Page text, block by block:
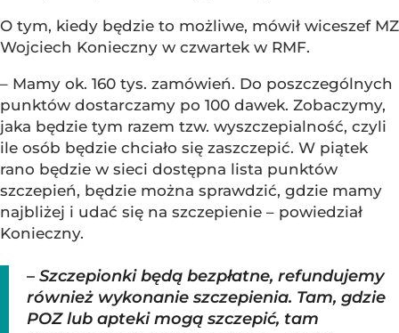
O tym, kiedy będzie to możliwe, mówił wiceszef MZ
Wojciech Konieczny w czwartek w RMF.
– Mamy ok. 160 tys. zamówień. Do poszczególnych
punktów dostarczamy po 100 dawek. Zobaczymy,
jaka będzie tym razem tzw. wyszczepialność, czyli
ile osób będzie chciało się zaszczepić. W piątek
rano będzie w sieci dostępna lista punktów
szczepień, będzie można sprawdzić, gdzie mamy
najbliżej i udać się na szczepienie – powiedział
Konieczny.
– Szczepionki będą bezpłatne, refundujemy
również wykonanie szczepienia. Tam, gdzie
POZ lub apteki mogą szczepić, tam